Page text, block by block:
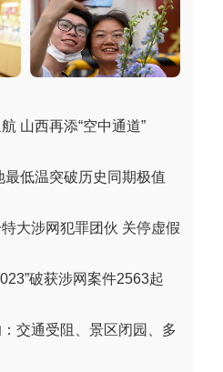
山西再添“空中通道”
低温突破历史同期极值
大涉网犯罪团伙 关停虚假
破获涉网案件2563起
交通受阻、景区闭园、多